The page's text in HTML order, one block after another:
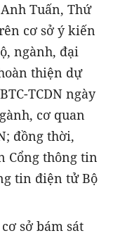
Tuấn, Thứ
cơ sở ý kiến
ngành, đại
thiện dự
TCDN ngày
cơ quan
đồng thời,
Cổng thông tin
tin điện tử Bộ
sở bám sát